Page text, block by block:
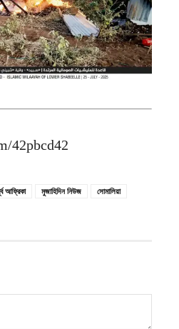
42pbcd42
আফ্রিকা মুজাহিদিন নিউজ
সোমালিয়া